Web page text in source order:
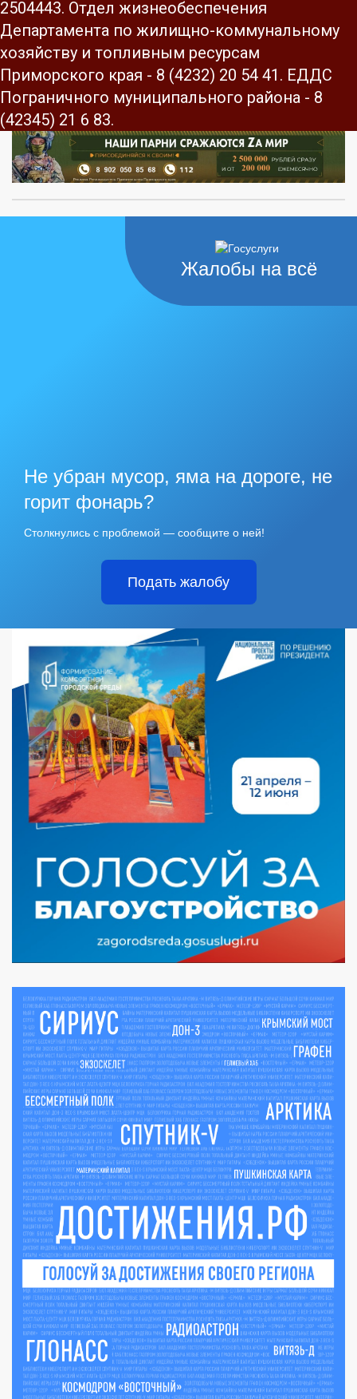
2504443. Отдел жизнеобеспечения
Департамента по жилищно-коммунальному
хозяйству и топливным ресурсам
Приморского края - 8 (4232) 20 54 41. ЕДДС
Пограничного муниципального района - 8
(42345) 21 6 83.
Жалобы на всё
Не убран мусор, яма на дороге, не
горит фонарь?
Столкнулись с проблемой — сообщите о ней!
Подать жалобу